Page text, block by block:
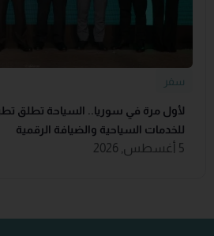
سفر
للخدمات السياحية والضيافة ‏الرقمية
5 أغسطس, 2026